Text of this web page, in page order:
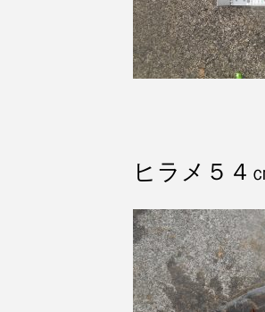
ヒラメ５